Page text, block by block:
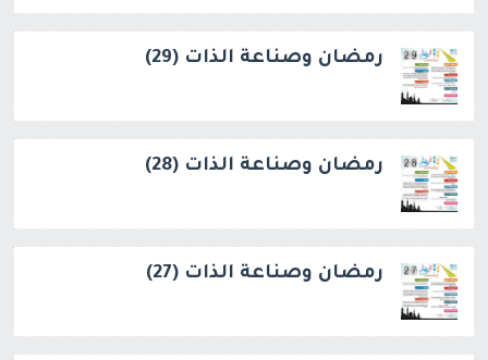
رمضان وصناعة الذات (29)
رمضان وصناعة الذات (28)
رمضان وصناعة الذات (27)